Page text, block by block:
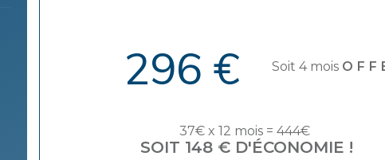
296 € Soit 4 mois
37€ x 12 mois = 444€
SOIT 148 € D'ÉCONOMIE !